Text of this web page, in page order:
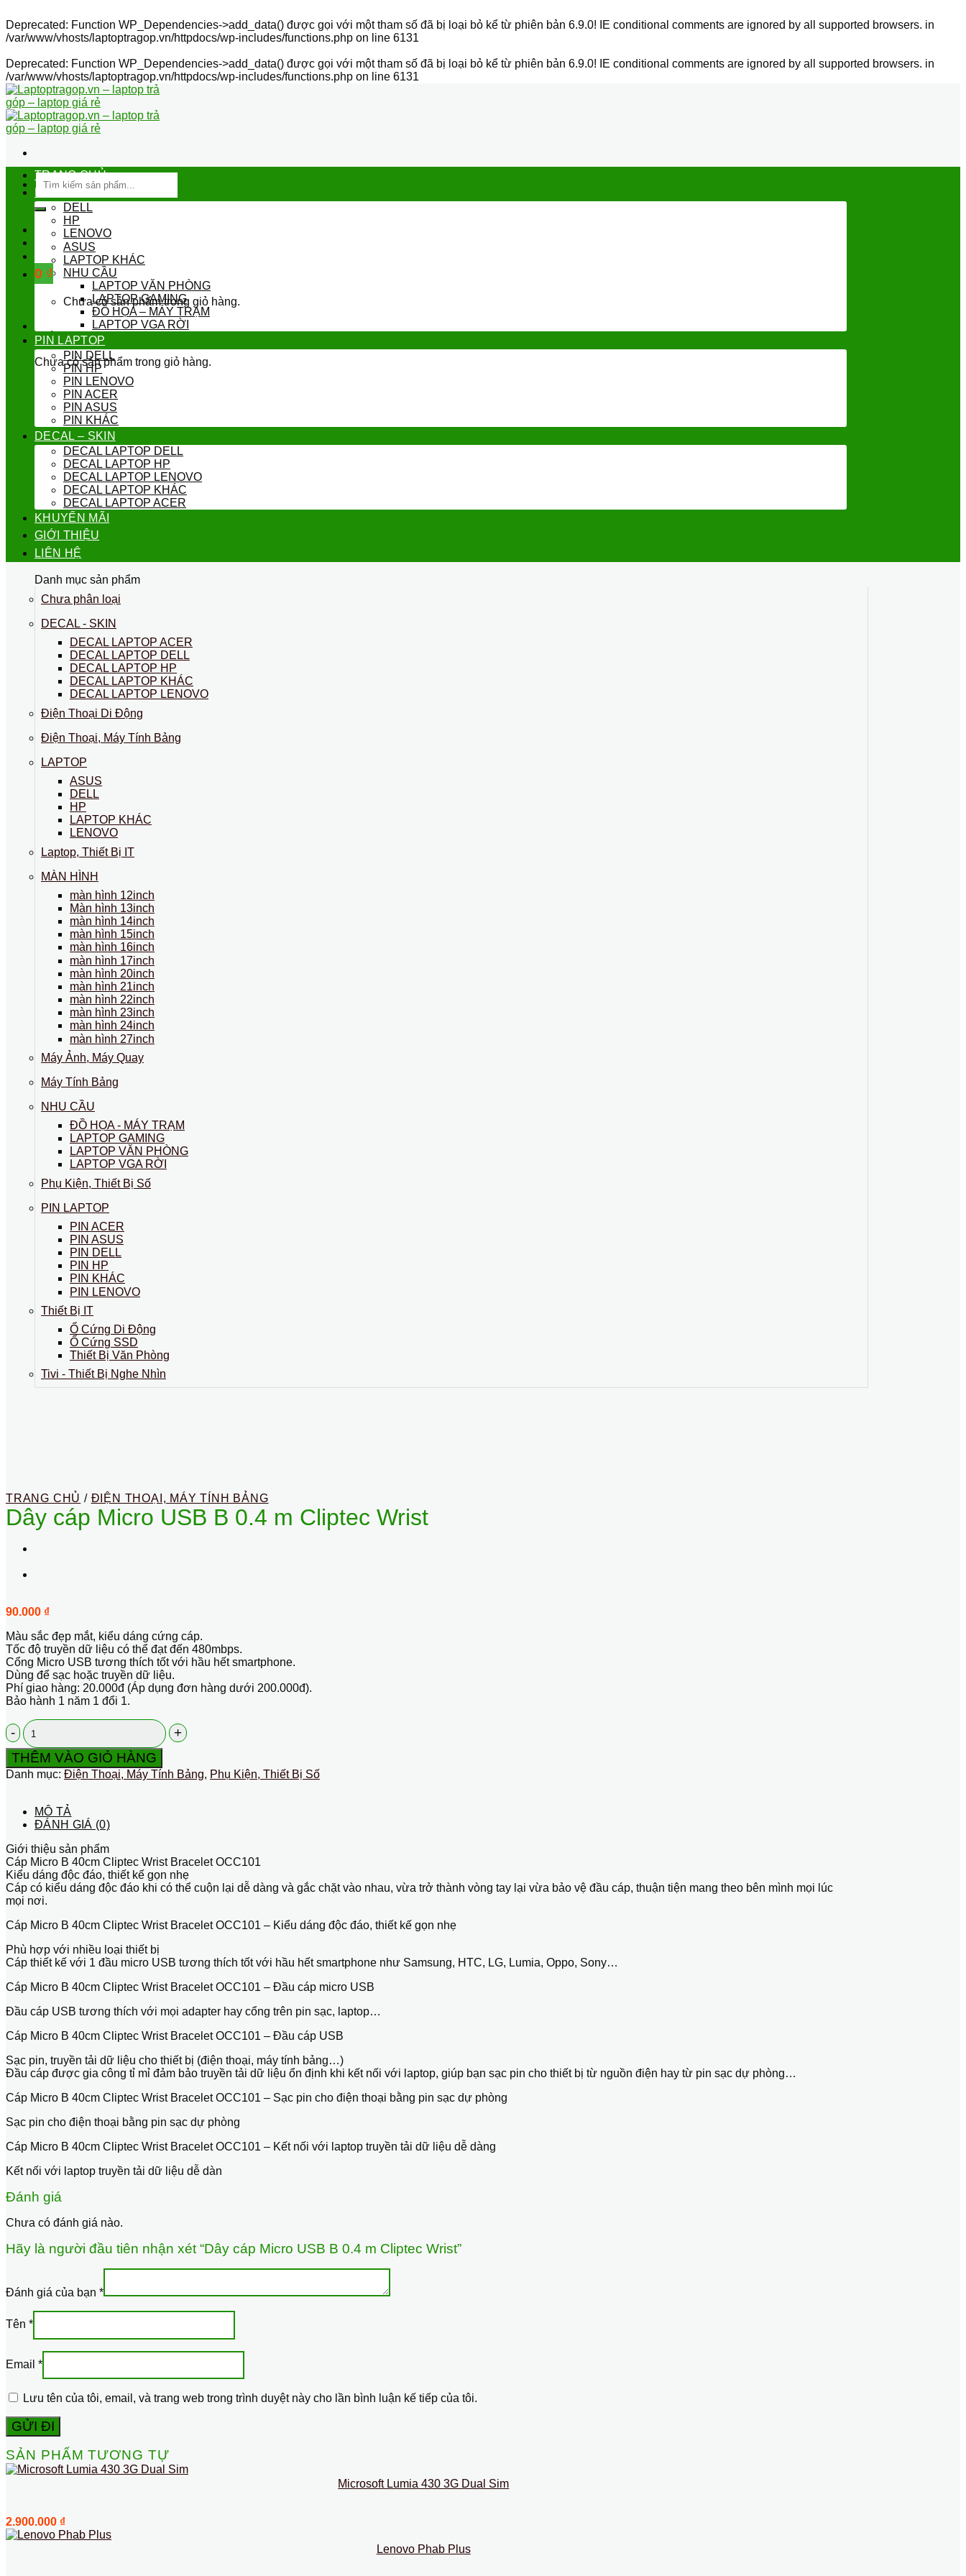
Deprecated: Function WP_Dependencies->add_data() được gọi với một tham số đã bị loại bỏ kể từ phiên bản 6.9.0! IE conditional comments are ignored by all supported browsers. in
/var/www/vhosts/laptoptragop.vn/httpdocs/wp-includes/functions.php on line 6131
Deprecated: Function WP_Dependencies->add_data() được gọi với một tham số đã bị loại bỏ kể từ phiên bản 6.9.0! IE conditional comments are ignored by all supported browsers. in
/var/www/vhosts/laptoptragop.vn/httpdocs/wp-includes/functions.php on line 6131
Skip
to
content
Tìm
kiếm:
0 ₫
Chưa có sản phẩm trong giỏ hàng.
GIỎ HÀNG
Chưa có sản phẩm trong giỏ hàng.
TRANG CHỦ
LAPTOP
DELL
HP
LENOVO
ASUS
LAPTOP KHÁC
NHU CẦU
LAPTOP VĂN PHÒNG
LAPTOP GAMING
ĐỒ HỌA – MÁY TRẠM
LAPTOP VGA RỜI
PIN LAPTOP
PIN DELL
PIN HP
PIN LENOVO
PIN ACER
PIN ASUS
PIN KHÁC
DECAL – SKIN
DECAL LAPTOP DELL
DECAL LAPTOP HP
DECAL LAPTOP LENOVO
DECAL LAPTOP KHÁC
DECAL LAPTOP ACER
KHUYẾN MÃI
GIỚI THIỆU
LIÊN HỆ
Danh mục sản phẩm
Chưa phân loại
DECAL - SKIN
DECAL LAPTOP ACER
DECAL LAPTOP DELL
DECAL LAPTOP HP
DECAL LAPTOP KHÁC
DECAL LAPTOP LENOVO
Điện Thoại Di Động
Điện Thoại, Máy Tính Bảng
LAPTOP
ASUS
DELL
HP
LAPTOP KHÁC
LENOVO
Laptop, Thiết Bị IT
MÀN HÌNH
màn hình 12inch
Màn hình 13inch
màn hình 14inch
màn hình 15inch
màn hình 16inch
màn hình 17inch
màn hình 20inch
màn hình 21inch
màn hình 22inch
màn hình 23inch
màn hình 24inch
màn hình 27inch
Máy Ảnh, Máy Quay
Máy Tính Bảng
NHU CẦU
ĐỒ HỌA - MÁY TRẠM
LAPTOP GAMING
LAPTOP VĂN PHÒNG
LAPTOP VGA RỜI
Phụ Kiện, Thiết Bị Số
PIN LAPTOP
PIN ACER
PIN ASUS
PIN DELL
PIN HP
PIN KHÁC
PIN LENOVO
Thiết Bị IT
Ổ Cứng Di Động
Ổ Cứng SSD
Thiết Bị Văn Phòng
Tivi - Thiết Bị Nghe Nhìn
TRANG CHỦ / ĐIỆN THOẠI, MÁY TÍNH BẢNG
Dây cáp Micro USB B 0.4 m Cliptec Wrist
90.000 ₫
Màu sắc đẹp mắt, kiểu dáng cứng cáp.
Tốc độ truyền dữ liệu có thể đạt đến 480mbps.
Cổng Micro USB tương thích tốt với hầu hết smartphone.
Dùng để sạc hoặc truyền dữ liệu.
Phí giao hàng: 20.000đ (Áp dụng đơn hàng dưới 200.000đ).
Bảo hành 1 năm 1 đổi 1.
Dây
cáp
Micro
USB
B
Cliptec
Wrist
số
lượng
THÊM VÀO GIỎ HÀNG
Danh mục: Điện Thoại, Máy Tính Bảng, Phụ Kiện, Thiết Bị Số
MÔ TẢ
ĐÁNH GIÁ (0)
Giới thiệu sản phẩm
Cáp Micro B 40cm Cliptec Wrist Bracelet OCC101
Kiểu dáng độc đáo, thiết kế gọn nhẹ
Cáp có kiểu dáng độc đáo khi có thể cuộn lại dễ dàng và gắc chặt vào nhau, vừa trở thành vòng tay lại vừa bảo vệ đầu cáp, thuận tiện mang theo bên mình mọi lúc
mọi nơi.
Cáp Micro B 40cm Cliptec Wrist Bracelet OCC101 – Kiểu dáng độc đáo, thiết kế gọn nhẹ
Phù hợp với nhiều loại thiết bị
Cáp thiết kế với 1 đầu micro USB tương thích tốt với hầu hết smartphone như Samsung, HTC, LG, Lumia, Oppo, Sony…
Cáp Micro B 40cm Cliptec Wrist Bracelet OCC101 – Đầu cáp micro USB
Đầu cáp USB tương thích với mọi adapter hay cổng trên pin sạc, laptop…
Cáp Micro B 40cm Cliptec Wrist Bracelet OCC101 – Đầu cáp USB
Sạc pin, truyền tải dữ liệu cho thiết bị (điện thoại, máy tính bảng…)
Đầu cáp được gia công tỉ mỉ đảm bảo truyền tải dữ liệu ổn định khi kết nối với laptop, giúp bạn sạc pin cho thiết bị từ nguồn điện hay từ pin sạc dự phòng…
Cáp Micro B 40cm Cliptec Wrist Bracelet OCC101 – Sạc pin cho điện thoại bằng pin sạc dự phòng
Sạc pin cho điện thoại bằng pin sạc dự phòng
Cáp Micro B 40cm Cliptec Wrist Bracelet OCC101 – Kết nối với laptop truyền tải dữ liệu dễ dàng
Kết nối với laptop truyền tải dữ liệu dễ dàn
Đánh giá
Chưa có đánh giá nào.
Hãy là người đầu tiên nhận xét “Dây cáp Micro USB B 0.4 m Cliptec Wrist”
Đánh giá của bạn *
Tên *
Email *
Lưu tên của tôi, email, và trang web trong trình duyệt này cho lần bình luận kế tiếp của tôi.
SẢN PHẨM TƯƠNG TỰ
Microsoft Lumia 430 3G Dual Sim
2.900.000 ₫
Lenovo Phab Plus